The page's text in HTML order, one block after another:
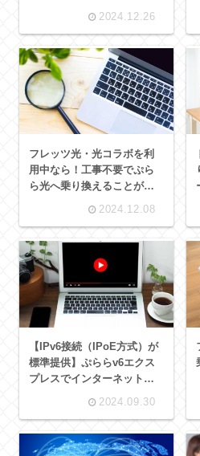
2024.12.26
フレッツ光・光コラボを利
用中なら！工事不要でぷら
ら光へ乗り換えることが可
2024.12.08
【IPv6接続（IPoE方式）が
標準提供】ぷららv6エクス
プレスでインターネットが
2024.09.30